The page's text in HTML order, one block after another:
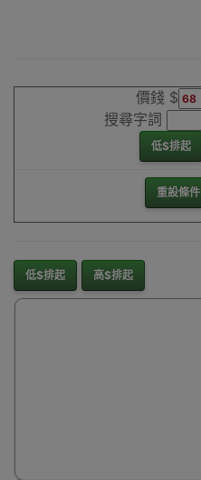
價錢 $
搜尋字詞
低$排起
重設條件
低$排起 高$排起